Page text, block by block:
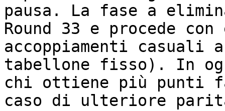
pausa. La fase a
Round 33 e procede
accoppiamenti casuali
tabellone fisso). In
chi ottiene più punti
caso di ulteriore